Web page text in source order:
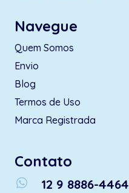
Navegue
Quem Somos
Envio
Blog
Termos de Uso
Marca Registrada
Contato
whatsapp
12 9 8886-4464